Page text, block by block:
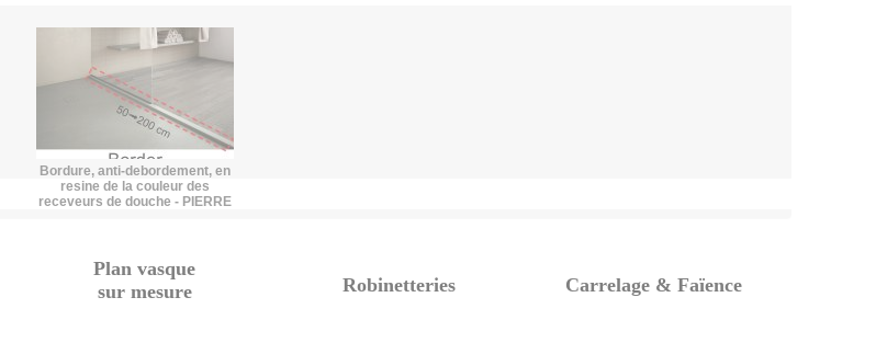
Bordure, anti-debordement, en
resine de la couleur des
receveurs de douche - PIERRE
Plan vasque
sur mesure
Robinetteries Carrelage & Faïence